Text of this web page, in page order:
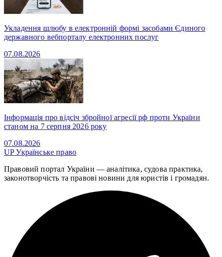
Укладення шлюбу в електронній формі засобами Єдиного
державного вебпорталу електронних послуг
07.08.2026
Інформація про відсіч збройної агресії рф проти України
станом на 7 серпня 2026 року
07.08.2026
UPУкраїнське право
Правовий портал України — аналітика, судова практика,
законотворчість та правові новини для юристів і громадян.